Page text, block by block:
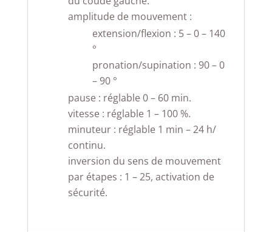
amplitude de mouvement :
extension/flexion : 5 – 0 – 140
°
pronation/supination : 90 – 0
– 90 °
pause : réglable 0 – 60 min.
vitesse : réglable 1 – 100 %.
minuteur : réglable 1 min – 24 h/
continu.
inversion du sens de mouvement
par étapes : 1 – 25, activation de
sécurité.